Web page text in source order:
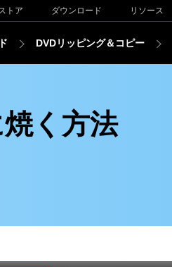
リソース
ダウンロード
トア
DVDリッピング＆コピー
く方法